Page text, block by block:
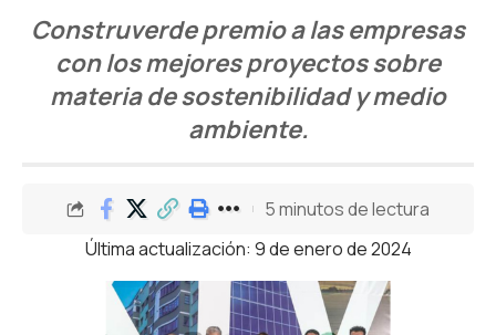
Construverde premio a las empresas
con los mejores proyectos sobre
materia de sostenibilidad y medio
ambiente.
Última actualización: 9 de enero de 2024
5 minutos de lectura